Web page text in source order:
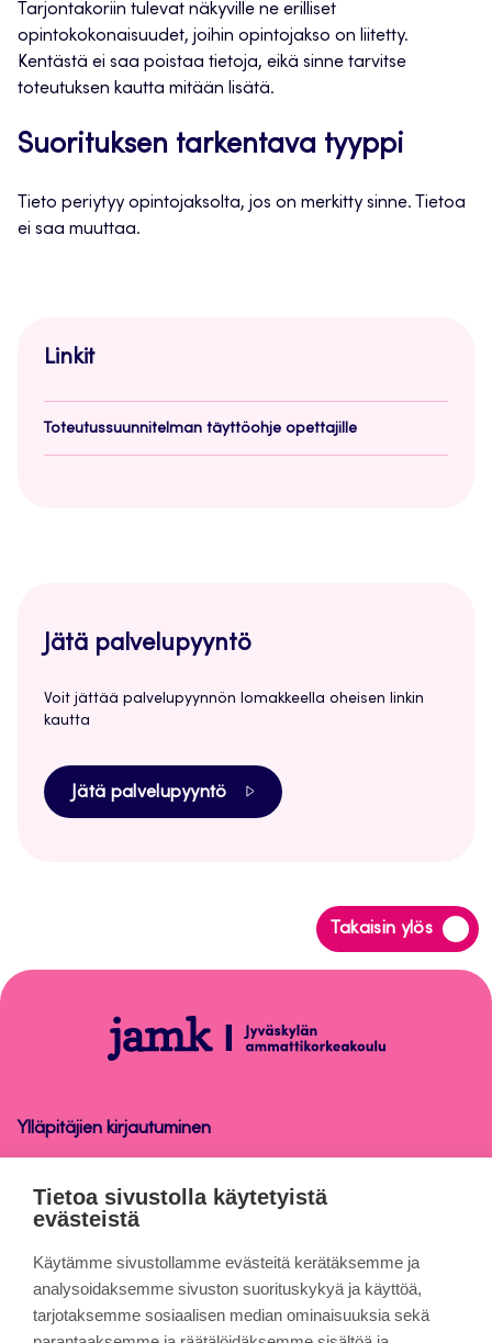
Tarjontakoriin tulevat näkyville ne erilliset
opintokokonaisuudet, joihin opintojakso on liitetty.
Kentästä ei saa poistaa tietoja, eikä sinne tarvitse
toteutuksen kautta mitään lisätä.
Suorituksen tarkentava tyyppi
Tieto periytyy opintojaksolta, jos on merkitty sinne. Tietoa
ei saa muuttaa.
Linkit
Toteutussuunnitelman täyttöohje opettajille
Jätä palvelupyyntö
Voit jättää palvelupyynnön lomakkeella oheisen linkin
kautta
Jätä palvelupyyntö
Takaisin ylös
Siirry
takaisin
Peppi-
ohjeet
Ylläpitäjien kirjautuminen
Peppi-ohjeet henkilökunnalle
Tietoa sivuista
Evästeet
Tietoa sivustolla käytetyistä
evästeistä
Käytämme sivustollamme evästeitä kerätäksemme ja
analysoidaksemme sivuston suorituskykyä ja käyttöä,
tarjotaksemme sosiaalisen median ominaisuuksia sekä